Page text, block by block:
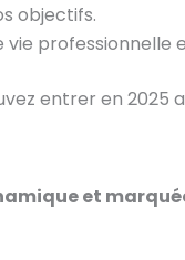
objectifs.
professionnelle
entrer en 2025
et